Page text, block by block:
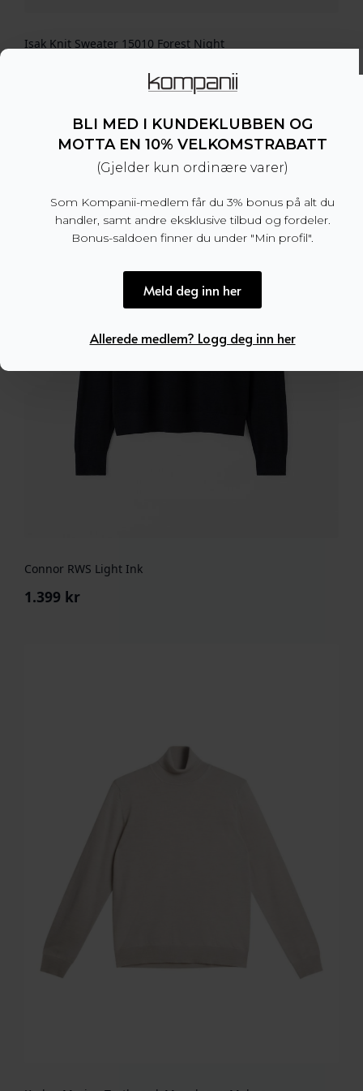
Isak Knit Sweater 15010 Forest Night
Connor RWS Light Ink
1.399 kr
BLI MED I KUNDEKLUBBEN OG
MOTTA EN 10% VELKOMSTRABATT
(Gjelder kun ordinære varer)
Som Kompanii-medlem får du 3% bonus på alt du
handler, samt andre eksklusive tilbud og fordeler.
Bonus-saldoen finner du under "Min profil".
Meld deg inn her
Allerede medlem? Logg deg inn her